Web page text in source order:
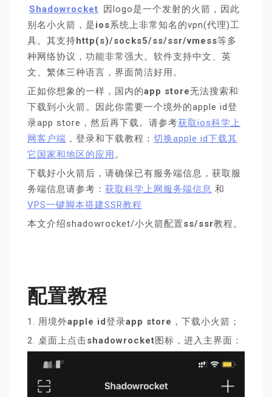
Shadowrocket 因logo是一个发射的火箭，因此
别名小火箭，是ios系统上非常知名的vpn(代理)工
具。其支持http(s)/socks5/ss/ssr/vmess等多
种网络协议，功能非常强大。软件支持中文、英
文、繁体三种语言，界面简洁好用。
正如你想象的一样，国内的app store无法搜索和
下载到小火箭。因此你需要一个境外的apple id登
录app store，然后再下载。请参考获取ios科学上
网客户端 ，登录和下载教程： 切换apple id下载其
它国家和地区的应用 。
下载好小火箭后，请确保已有服务端信息，获取服
务端信息请参考： 获取科学上网服务端信息 和
VPS一键脚本搭建SSR教程
本文介绍shadowrocket/小火箭配置ss/ssr教程。
配置教程
1. 用境外apple id登录app store ，下载小火箭；
2. 桌面上点击shadowrocket图标，进入主界面：